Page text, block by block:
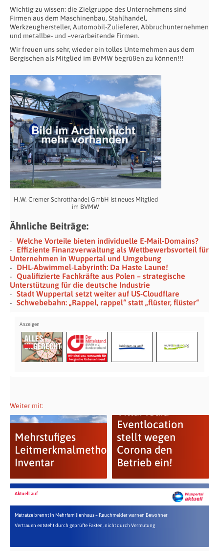
Wichtig zu wissen: die Zielgruppe des Unternehmens sind
Firmen aus dem Maschinenbau, Stahlhandel,
Werkzeughersteller, Automobil-Zulieferer, Abbruchunternehmen
und metallbe- und –verarbeitende Firmen.
Wir freuen uns sehr, wieder ein tolles Unternehmen aus dem
Bergischen als Mitglied im BVMW begrüßen zu können!!!
H.W. Cremer Schrotthandel GmbH ist neues Mitglied
im BVMW
Ähnliche Beiträge:
Welche Vorteile bieten individuelle E-Mail-Domains?
Effiziente Finanzverwaltung als Wettbewerbsvorteil für
Unternehmen in Wuppertal und Umgebung
DHL-Abwimmel-Labyrinth: Da Haste Laune!
Qualifizierte Fachkräfte aus Polen – strategische
Unterstützung für die deutsche Industrie
Stadt Wuppertal setzt weiter auf US-Cloudflare
Schwebebahn: „Rappel, rappel“ statt „flüster, flüster“
Weiter mit:
Mehrstufiges
Leitmerkmalmethoden-
Inventar
Eventlocation
stellt wegen
Corona den
Betrieb ein!
Aktuell auf
Matratze brennt in Mehrfamilienhaus – Rauchmelder warnen Bewohner
Vertrauen entsteht durch geprüfte Fakten, nicht durch Vermutung